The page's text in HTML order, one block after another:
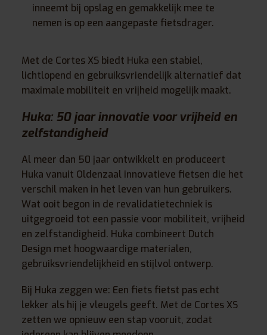
inneemt bij opslag en gemakkelijk mee te
nemen is op een aangepaste fietsdrager.
Met de Cortes XS biedt Huka een stabiel,
lichtlopend en gebruiksvriendelijk alternatief dat
maximale mobiliteit en vrijheid mogelijk maakt.
Huka: 50 jaar innovatie voor vrijheid en
zelfstandigheid
Al meer dan 50 jaar ontwikkelt en produceert
Huka vanuit Oldenzaal innovatieve fietsen die het
verschil maken in het leven van hun gebruikers.
Wat ooit begon in de revalidatietechniek is
uitgegroeid tot een passie voor mobiliteit, vrijheid
en zelfstandigheid. Huka combineert Dutch
Design met hoogwaardige materialen,
gebruiksvriendelijkheid en stijlvol ontwerp.
Bij Huka zeggen we: Een fiets fietst pas echt
lekker als hij je vleugels geeft. Met de Cortes XS
zetten we opnieuw een stap vooruit, zodat